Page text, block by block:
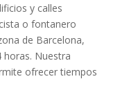
y calles
o fontanero
de Barcelona,
horas. Nuestra
ofrecer tiempos